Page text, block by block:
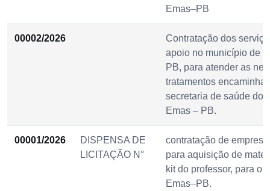
Emas–PB
00002/2026
Contratação dos
apoio no município de
PB, para atender as
tratamentos
secretaria de saúde do
Emas – PB.
00001/2026
DISPENSA DE
LICITAÇÃO N°
contratação de
para aquisição de
kit do professor, para o
Emas–PB.